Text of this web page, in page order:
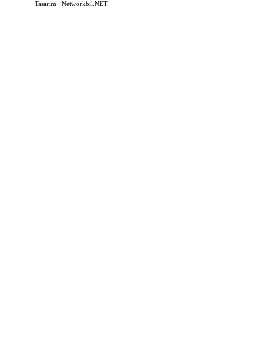
Tasarım : Networkbil.NET